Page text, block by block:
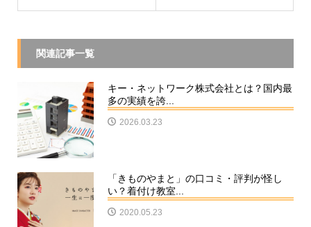
関連記事一覧
キー・ネットワーク株式会社とは？国内最
多の実績を誇...
2026.03.23
「きものやまと」の口コミ・評判が怪し
い？着付け教室...
2020.05.23